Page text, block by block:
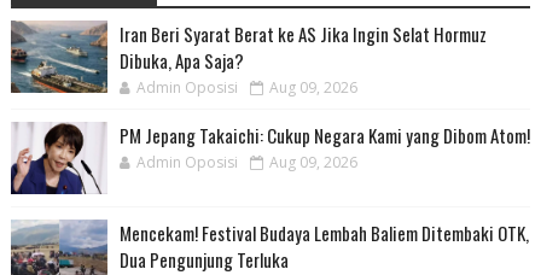
Iran Beri Syarat Berat ke AS Jika Ingin Selat Hormuz
Dibuka, Apa Saja?
Admin Oposisi Aug 09, 2026
PM Jepang Takaichi: Cukup Negara Kami yang Dibom Atom!
Admin Oposisi Aug 09, 2026
Mencekam! Festival Budaya Lembah Baliem Ditembaki OTK,
Dua Pengunjung Terluka